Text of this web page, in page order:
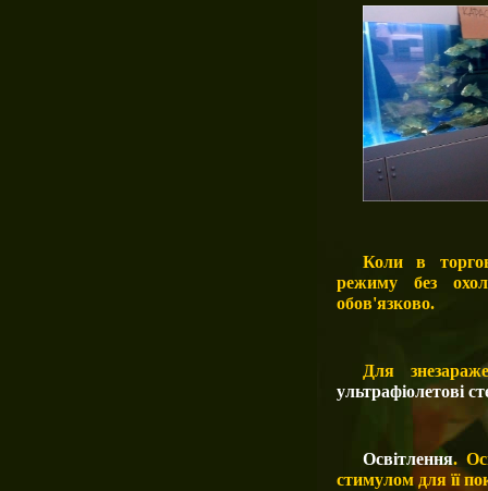
Коли в
режиму без
обов'язково.
Для
ультрафіолетові
Освітлення.
стимулом для її